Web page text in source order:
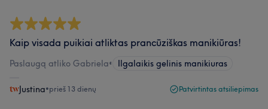
Kaip visada puikiai atliktas prancūziškas manikiūras!
Paslaugą atliko Gabriela• Ilgalaikis gelinis manikiuras
Justina•prieš 13 dienų Patvirtintas atsiliepimas